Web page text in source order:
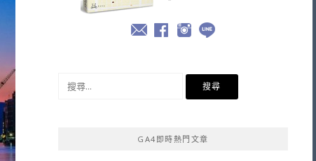
GA4即時熱門文章